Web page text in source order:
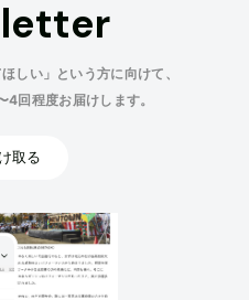
しい」という方に向けて、
回程度お届けします。
取る